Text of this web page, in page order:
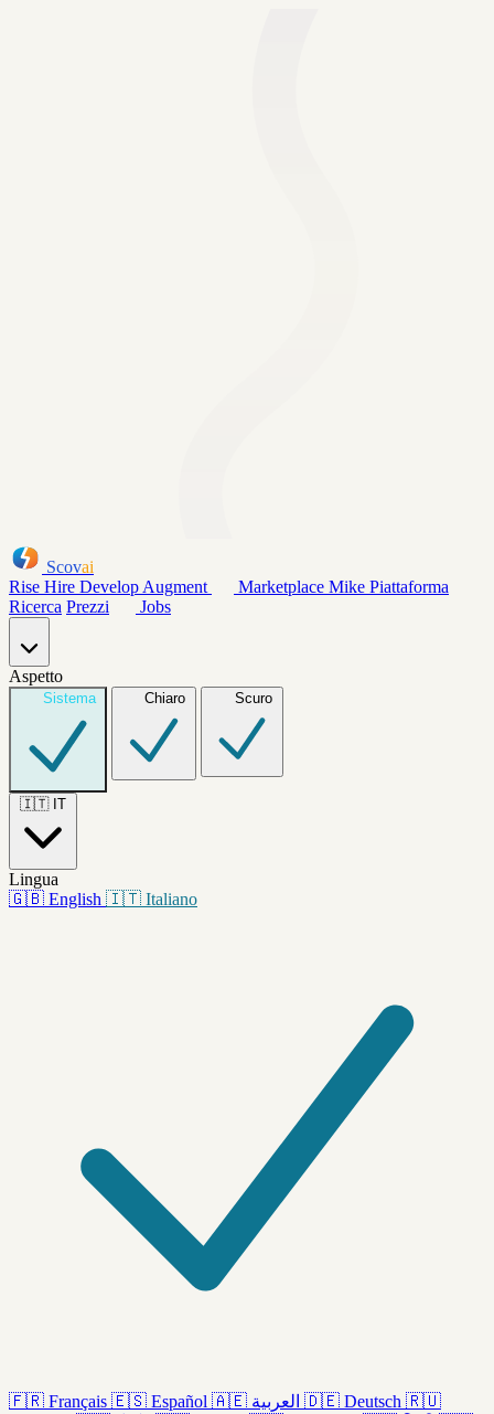
Scovai
Rise Hire Develop Augment Marketplace Mike Piattaforma
Ricerca Prezzi Jobs
Aspetto
Sistema Chiaro Scuro
🇮🇹 IT
Lingua
🇬🇧 English 🇮🇹 Italiano
🇫🇷 Français 🇪🇸 Español 🇦🇪 العربية 🇩🇪 Deutsch 🇷🇺